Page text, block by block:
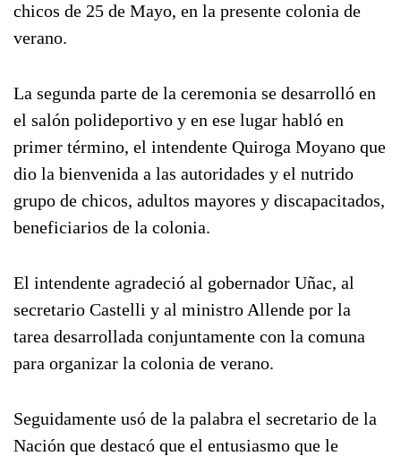
chicos de 25 de Mayo, en la presente colonia de
verano.
La segunda parte de la ceremonia se desarrolló en
el salón polideportivo y en ese lugar habló en
primer término, el intendente Quiroga Moyano que
dio la bienvenida a las autoridades y el nutrido
grupo de chicos, adultos mayores y discapacitados,
beneficiarios de la colonia.
El intendente agradeció al gobernador Uñac, al
secretario Castelli y al ministro Allende por la
tarea desarrollada conjuntamente con la comuna
para organizar la colonia de verano.
Seguidamente usó de la palabra el secretario de la
Nación que destacó que el entusiasmo que le